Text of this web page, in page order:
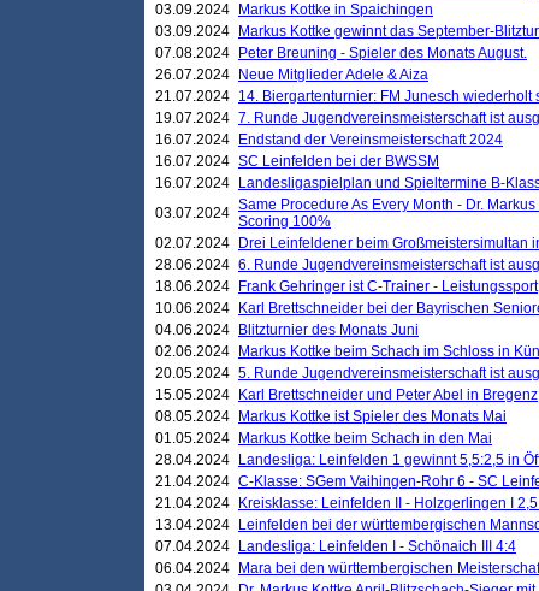
03.09.2024
Markus Kottke in Spaichingen
03.09.2024
Markus Kottke gewinnt das September-
07.08.2024
Peter Breuning - Spieler des Monats August.
26.07.2024
Neue Mitglieder Adele & Aiza
21.07.2024 14. Biergartenturnier: FM Junesch wiederholt
19.07.2024 7. Runde Jugendvereinsmeisterschaft ist
16.07.2024
Endstand der Vereinsmeisterschaft 2024
16.07.2024 SC Leinfelden bei der BWSSM
16.07.2024
Landesligaspielplan und Spieltermine B-
03.07.2024 Same Procedure As Every Month - Dr.
Scoring 100%
02.07.2024
Drei Leinfeldener beim Großmeistersimultan
28.06.2024 6. Runde Jugendvereinsmeisterschaft ist
18.06.2024
Frank Gehringer ist C-Trainer - Leistungssport
10.06.2024
Karl Brettschneider bei der Bayrischen
04.06.2024
Blitzturnier des Monats Juni
02.06.2024
Markus Kottke beim Schach im Schloss in
20.05.2024 5. Runde Jugendvereinsmeisterschaft ist
15.05.2024
Karl Brettschneider und Peter Abel in Bregenz
08.05.2024
Markus Kottke ist Spieler des Monats Mai
01.05.2024
Markus Kottke beim Schach in den Mai
28.04.2024
Landesliga: Leinfelden 1 gewinnt 5,5:2,5 in
21.04.2024 C-Klasse: SGem Vaihingen-Rohr 6 - SC
21.04.2024
Kreisklasse: Leinfelden II - Holzgerlingen I
13.04.2024
Leinfelden bei der württembergischen
07.04.2024
Landesliga: Leinfelden I - Schönaich III 4:4
06.04.2024
Mara bei den württembergischen